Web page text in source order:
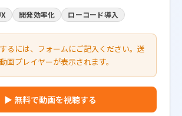
開発効率化 ローコード導入
るには、フォームにご記入ください。送
画プレイヤーが表示されます。
▶ 無料で動画を視聴する